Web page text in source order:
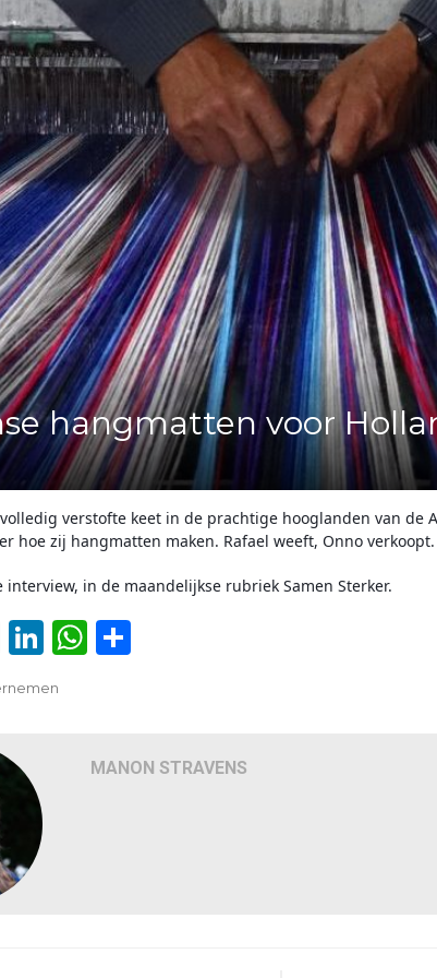
hangmatten voor
verstofte keet in de prachtige hooglanden van de
hoe zij hangmatten maken. Rafael weeft, Onno verkoopt.
in de maandelijkse rubriek Samen Sterker.
Email
LinkedIn
WhatsApp
Delen
MANON STRAVENS